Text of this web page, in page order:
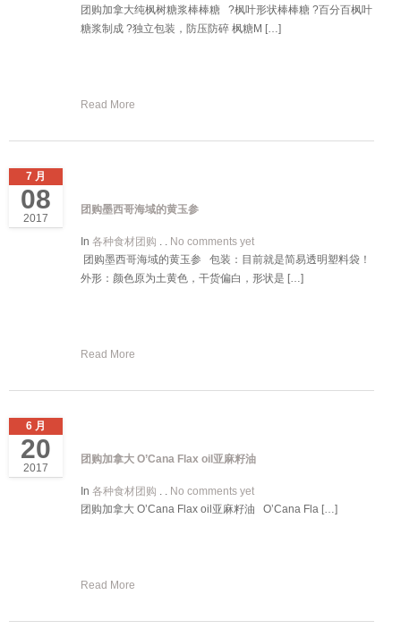
团购加拿大纯枫树糖浆棒棒糖 ?枫叶形状棒棒糖 ?百分百枫叶
糖浆制成 ?独立包装，防压防碎 枫糖M […]
Read More
7 月
08
2017
团购墨西哥海域的黄玉参
In 各种食材团购 . . No comments yet
团购墨西哥海域的黄玉参 包装：目前就是简易透明塑料袋！
外形：颜色原为土黄色，干货偏白，形状是 […]
Read More
6 月
20
2017
团购加拿大 O’Cana Flax oil亚麻籽油
In 各种食材团购 . . No comments yet
团购加拿大 O’Cana Flax oil亚麻籽油 O’Cana Fla […]
Read More